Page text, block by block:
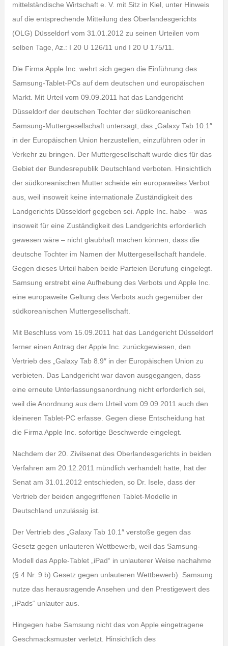
mittelständische Wirtschaft e. V. mit Sitz in Kiel, unter Hinweis
auf die entsprechende Mitteilung des Oberlandesgerichts
(OLG) Düsseldorf vom 31.01.2012 zu seinen Urteilen vom
selben Tage, Az.: I 20 U 126/11 und I 20 U 175/11.
Die Firma Apple Inc. wehrt sich gegen die Einführung des
Samsung-Tablet-PCs auf dem deutschen und europäischen
Markt. Mit Urteil vom 09.09.2011 hat das Landgericht
Düsseldorf der deutschen Tochter der südkoreanischen
Samsung-Muttergesellschaft untersagt, das „Galaxy Tab 10.1″
in der Europäischen Union herzustellen, einzuführen oder in
Verkehr zu bringen. Der Muttergesellschaft wurde dies für das
Gebiet der Bundesrepublik Deutschland verboten. Hinsichtlich
der südkoreanischen Mutter scheide ein europaweites Verbot
aus, weil insoweit keine internationale Zuständigkeit des
Landgerichts Düsseldorf gegeben sei. Apple Inc. habe – was
insoweit für eine Zuständigkeit des Landgerichts erforderlich
gewesen wäre – nicht glaubhaft machen können, dass die
deutsche Tochter im Namen der Muttergesellschaft handele.
Gegen dieses Urteil haben beide Parteien Berufung eingelegt.
Samsung erstrebt eine Aufhebung des Verbots und Apple Inc.
eine europaweite Geltung des Verbots auch gegenüber der
südkoreanischen Muttergesellschaft.
Mit Beschluss vom 15.09.2011 hat das Landgericht Düsseldorf
ferner einen Antrag der Apple Inc. zurückgewiesen, den
Vertrieb des „Galaxy Tab 8.9″ in der Europäischen Union zu
verbieten. Das Landgericht war davon ausgegangen, dass
eine erneute Unterlassungsanordnung nicht erforderlich sei,
weil die Anordnung aus dem Urteil vom 09.09.2011 auch den
kleineren Tablet-PC erfasse. Gegen diese Entscheidung hat
die Firma Apple Inc. sofortige Beschwerde eingelegt.
Nachdem der 20. Zivilsenat des Oberlandesgerichts in beiden
Verfahren am 20.12.2011 mündlich verhandelt hatte, hat der
Senat am 31.01.2012 entschieden, so Dr. Isele, dass der
Vertrieb der beiden angegriffenen Tablet-Modelle in
Deutschland unzulässig ist.
Der Vertrieb des „Galaxy Tab 10.1″ verstoße gegen das
Gesetz gegen unlauteren Wettbewerb, weil das Samsung-
Modell das Apple-Tablet „iPad“ in unlauterer Weise nachahme
(§ 4 Nr. 9 b) Gesetz gegen unlauteren Wettbewerb). Samsung
nutze das herausragende Ansehen und den Prestigewert des
„iPads“ unlauter aus.
Hingegen habe Samsung nicht das von Apple eingetragene
Geschmacksmuster verletzt. Hinsichtlich des